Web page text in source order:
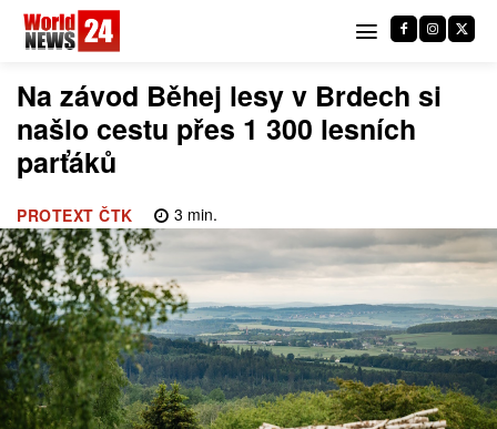
Na závod Běhej lesy v Brdech si
našlo cestu přes 1 300 lesních
parťáků
PROTEXT ČTK 3 min.